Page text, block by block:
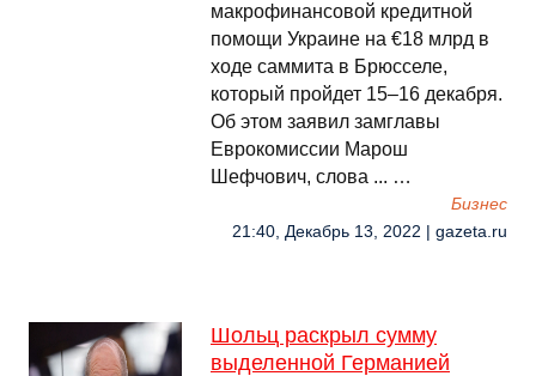
макрофинансовой кредитной
помощи Украине на €18 млрд в
ходе саммита в Брюсселе,
который пройдет 15–16 декабря.
Об этом заявил замглавы
Еврокомиссии Марош
Шефчович, слова ... …
Бизнес
21:40, Декабрь 13, 2022 | gazeta.ru
Шольц раскрыл сумму
выделенной Германией